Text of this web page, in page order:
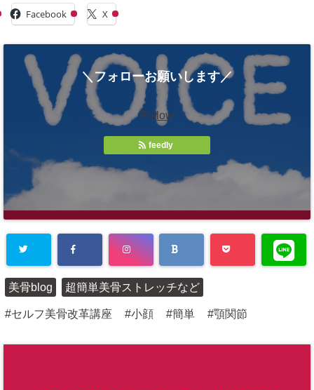
Facebook X
＼フォローお願いします／
Follow
feedly
defined array
key "Twitter"
美骨blog 超簡単美骨ストレッチなど
セルフ美骨改革講座 小顔 簡単 顎関節